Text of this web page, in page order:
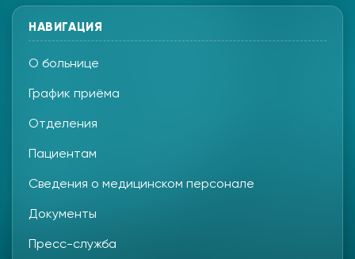
НАВИГАЦИЯ
О больнице
График приёма
Отделения
Пациентам
Сведения о медицинском персонале
Документы
Пресс-служба